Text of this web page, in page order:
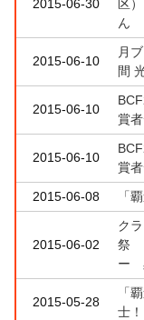
2015-06-30
区
ん
2015-06-10
月
間
2015-06-10
賞
2015-06-10
賞
2015-06-08
「
2015-06-02
ク
祭
ー
2015-05-28
「
士！